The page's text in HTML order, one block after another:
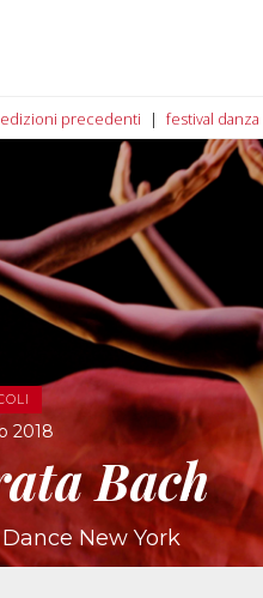
edizioni precedenti festival
2018
Bach
New York